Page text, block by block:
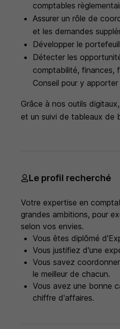
comptables
Assurer un rôle de
et les demandes
Développer le
Détecter les
comptabilité, finances,
Conseil pour y
Grâce à nos outils
et un suivi de tableaux de
Le profil recherché
Votre expertise en
grandes ambitions, pour
selon vos envies.
Vous êtes diplômé
Vous justifiez d'une
Vous savez
le meilleur de chacun.
Vous avez une bonne
chiffre d'affaires.